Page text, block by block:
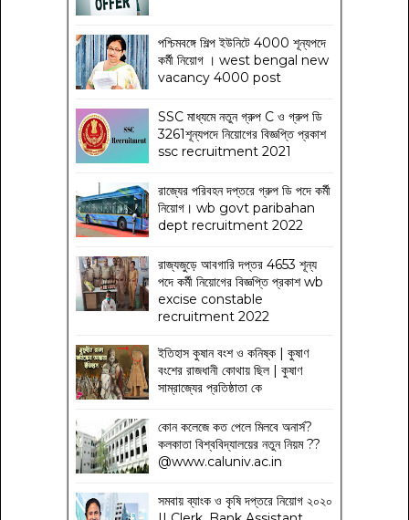
পশ্চিমবঙ্গে শিল্প ইউনিটে 4000 শূন্যপদে
কর্মী নিয়োগ । west bengal new
vacancy 4000 post
SSC মাধ্যমে নতুন গ্রুপ C ও গ্রুপ ডি
3261শূন্যপদে নিয়োগের বিজ্ঞপ্তি প্রকাশ
ssc recruitment 2021
রাজ্যের পরিবহন দপ্তরে গ্রুপ ডি পদে কর্মী
নিয়োগ। wb govt paribahan
dept recruitment 2022
রাজ্যজুড়ে আবগারি দপ্তর 4653 শূন্য
পদে কর্মী নিয়োগের বিজ্ঞপ্তি প্রকাশ wb
excise constable
recruitment 2022
ইতিহাস কুষান বংশ ও কনিষ্ক | কুষাণ
বংশের রাজধানী কোথায় ছিল | কুষাণ
সাম্রাজ্যের প্রতিষ্ঠাতা কে
কোন কলেজে কত পেলে মিলবে অনার্স?
কলকাতা বিশ্ববিদ্যালয়ের নতুন নিয়ম??
@www.caluniv.ac.in
সমবায় ব্যাংক ও কৃষি দপ্তরে নিয়োগ ২০২০